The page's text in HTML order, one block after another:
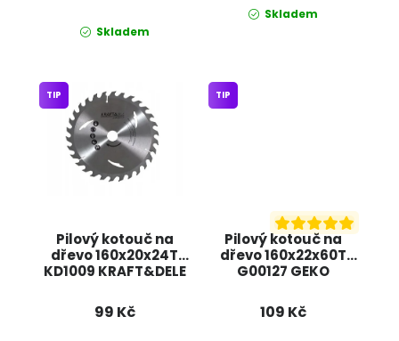
Skladem
Skladem
Pilový kotouč na
dřevo 160x20x24T
KD1009 KRAFT&DELE
TIP
99 Kč
Pilový kotouč na
dřevo 160x22x60T
G00127 GEKO
TIP
109 Kč